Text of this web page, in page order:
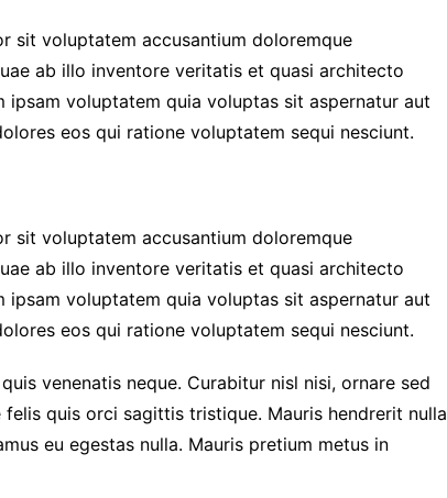
sit voluptatem accusantium doloremque
ab illo inventore veritatis et quasi architecto
voluptatem quia voluptas sit aspernatur aut
eos qui ratione voluptatem sequi nesciunt.
sit voluptatem accusantium doloremque
ab illo inventore veritatis et quasi architecto
voluptatem quia voluptas sit aspernatur aut
eos qui ratione voluptatem sequi nesciunt.
venenatis neque. Curabitur nisl nisi, ornare sed
quis orci sagittis tristique. Mauris hendrerit nulla
eu egestas nulla. Mauris pretium metus in